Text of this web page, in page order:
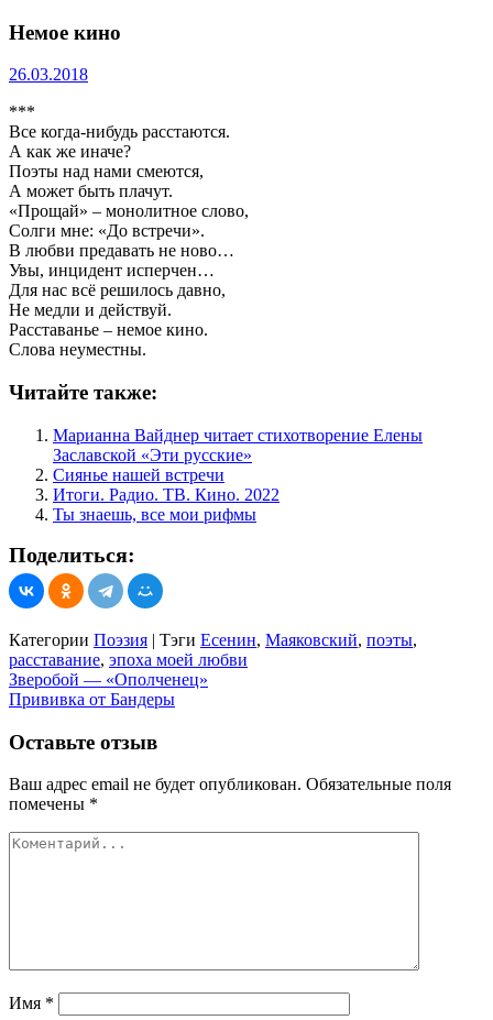
Немое кино
26.03.2018
***
Все когда-нибудь расстаются.
А как же иначе?
Поэты над нами смеются,
А может быть плачут.
«Прощай» – монолитное слово,
Солги мне: «До встречи».
В любви предавать не ново…
Увы, инцидент исперчен…
Для нас всё решилось давно,
Не медли и действуй.
Расставанье – немое кино.
Слова неуместны.
Читайте также:
Марианна Вайднер читает стихотворение Елены
Заславской «Эти русские»
Сиянье нашей встречи
Итоги. Радио. ТВ. Кино. 2022
Ты знаешь, все мои рифмы
Поделиться:
Категории Поэзия | Тэги Есенин, Маяковский, поэты,
расставание, эпоха моей любви
Навигация
по
записям
Зверобой — «Ополченец»
Прививка от Бандеры
Оставьте отзыв
Ваш адрес email не будет опубликован. Обязательные поля
помечены *
Имя *